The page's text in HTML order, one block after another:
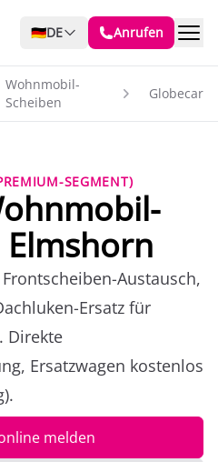
🇩🇪DE Anrufen
Wohnmobil-
Scheiben
Globecar
SEGMENT)
Austausch,
Ersatz für
Direkte
Ersatzwagen kostenlos
melden